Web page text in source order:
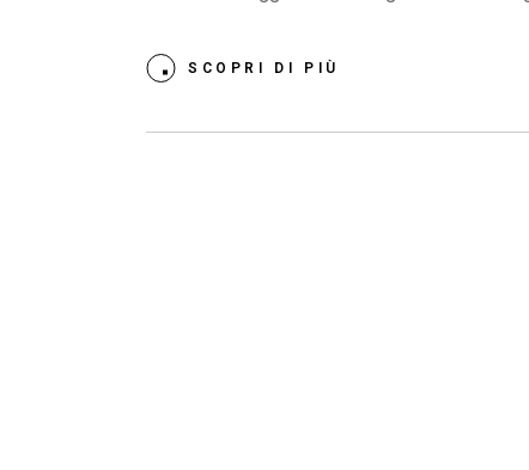
SCOPRI DI PIÙ